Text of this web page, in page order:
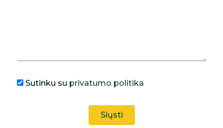
Sutinku su privatumo politika